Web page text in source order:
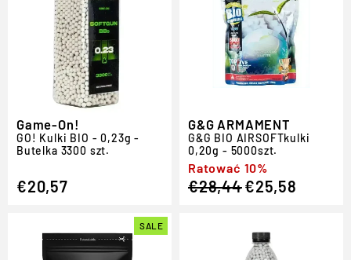
Game-On!
GO! Kulki BIO - 0,23g -
Butelka 3300 szt.
€20,57
G&G ARMAMENT
G&G BIO AIRSOFTkulki
0,20g - 5000szt.
Ratować 10%
Regular
price
€28,44
Sale
price
€25,58
SALE